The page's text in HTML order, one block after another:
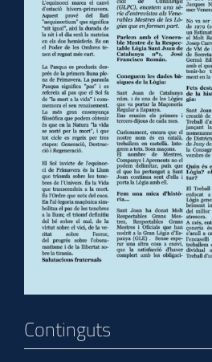
Continguts